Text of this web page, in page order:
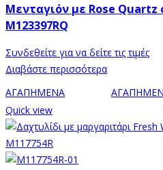
Μενταγιόν με Rose Quartz
M123397RQ
Συνδεθείτε για να δείτε τις τιμές
Διαβάστε περισσότερα
ΑΓΑΠΗΜΕΝΑ
Quick view